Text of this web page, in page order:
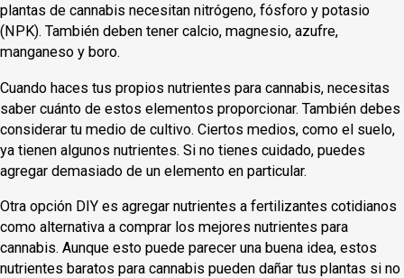
plantas de cannabis necesitan nitrógeno, fósforo y potasio
(NPK). También deben tener calcio, magnesio, azufre,
manganeso y boro.
Cuando haces tus propios nutrientes para cannabis, necesitas
saber cuánto de estos elementos proporcionar. También debes
considerar tu medio de cultivo. Ciertos medios, como el suelo,
ya tienen algunos nutrientes. Si no tienes cuidado, puedes
agregar demasiado de un elemento en particular.
Otra opción DIY es agregar nutrientes a fertilizantes cotidianos
como alternativa a comprar los mejores nutrientes para
cannabis. Aunque esto puede parecer una buena idea, estos
nutrientes baratos para cannabis pueden dañar tus plantas si no